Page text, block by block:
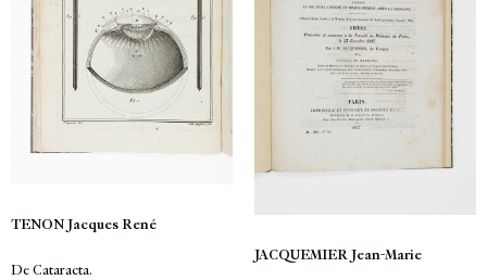
TENON Jacques René
De Cataracta.
JACQUEMIER Jean-Marie